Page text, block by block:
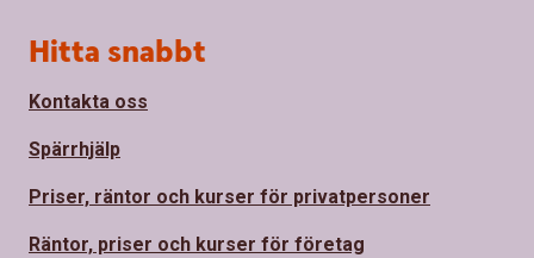
Sidfot
Hitta snabbt
Kontakta oss
Spärrhjälp
Priser, räntor och kurser för privatpersoner
Räntor, priser och kurser för företag